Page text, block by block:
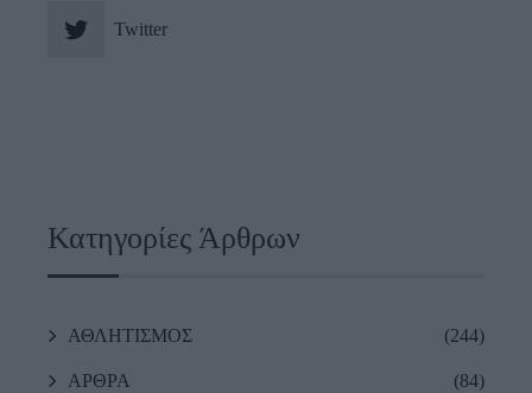
Twitter
Κατηγορίες Άρθρων
ΑΘΛΗΤΙΣΜΟΣ (244)
ΑΡΘΡΑ (84)